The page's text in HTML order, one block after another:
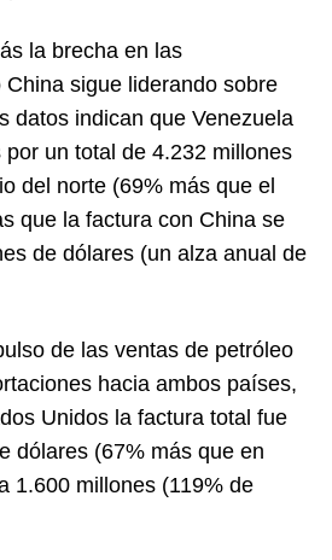
la brecha en las
sigue liderando sobre
datos indican que Venezuela
un total de 4.232 millones
del norte (69% más que el
que la factura con China se
de dólares (un alza anual de
de las ventas de petróleo
hacia ambos países,
Unidos la factura total fue
dólares (67% más que en
1.600 millones (119% de